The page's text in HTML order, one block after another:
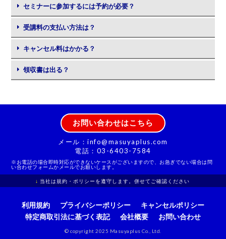
セミナーに参加するには予約が必要？
受講料の支払い方法は？
キャンセル料はかかる？
領収書は出る？
お問い合わせはこちら
メール：info@masuyaplus.com
電話：03-6403-7584
※お電話の場合即時対応ができないケースがございますので、お急ぎでない場合は問
い合わせフォームかメールでお願いします。
↓ 当社は規約・ポリシーを遵守します。併せてご確認ください
利用規約 プライバシーポリシー
キャンセルポリシー
特定商取引法に基づく表記
会社概要 お問い合わせ
© copyright 2025 Masuyaplus Co., Ltd.